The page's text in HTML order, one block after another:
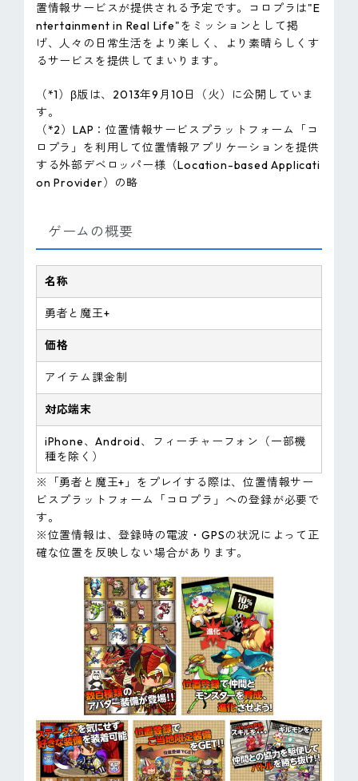
置情報サービスが提供される予定です。コロプラは"E
ntertainment in Real Life"をミッションとして掲
げ、人々の日常生活をより楽しく、より素晴らしくす
るサービスを提供してまいります。
（*1）β版は、2013年9月10日（火）に公開していま
す。
（*2）LAP：位置情報サービスプラットフォーム「コ
ロプラ」を利用して位置情報アプリケーションを提供
する外部デベロッパー様（Location-based Applicati
on Provider）の略
ゲームの概要
名称
勇者と魔王+
価格
アイテム課金制
対応端末
iPhone、Android、フィーチャーフォン（一部機
種を除く）
※「勇者と魔王+」をプレイする際は、位置情報サー
ビスプラットフォーム「コロプラ」への登録が必要で
す。
※位置情報は、登録時の電波・GPSの状況によって正
確な位置を反映しない場合があります。